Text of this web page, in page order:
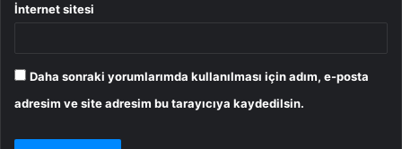
İnternet sitesi
Daha sonraki yorumlarımda kullanılması için adım, e-posta
adresim ve site adresim bu tarayıcıya kaydedilsin.